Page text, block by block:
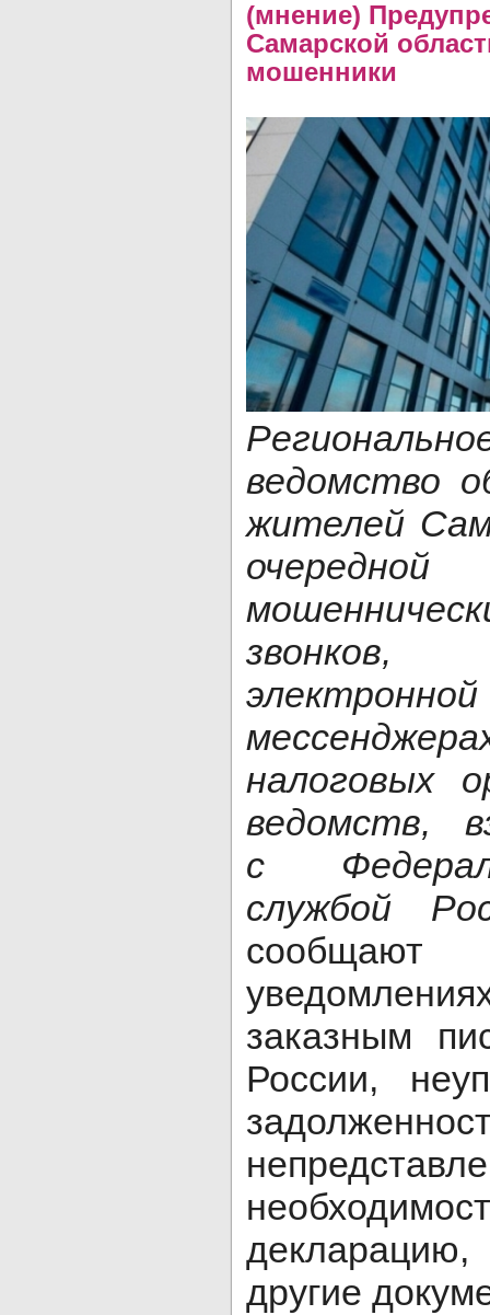
(мнение)
Самарской
мошенники
ведомство
жителей
звонков,
налоговых
ведомств,
с
службой
заказным
России,
другие